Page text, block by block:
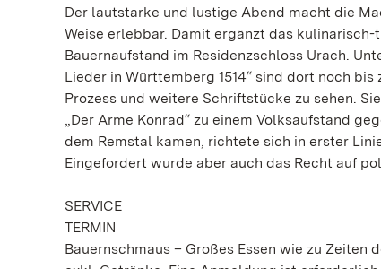
Der lautstarke und lustige Abend macht die
Weise erlebbar. Damit ergänzt das
Bauernaufstand im Residenzschloss Urach.
Lieder in Württemberg 1514“ sind dort noch
Prozess und weitere Schriftstücke zu sehen.
„Der Arme Konrad“ zu einem Volksaufstand
dem Remstal kamen, richtete sich in erster
Eingefordert wurde aber auch das Recht auf
SERVICE
TERMIN
Bauernschmaus – Großes Essen wie zu Zeiten